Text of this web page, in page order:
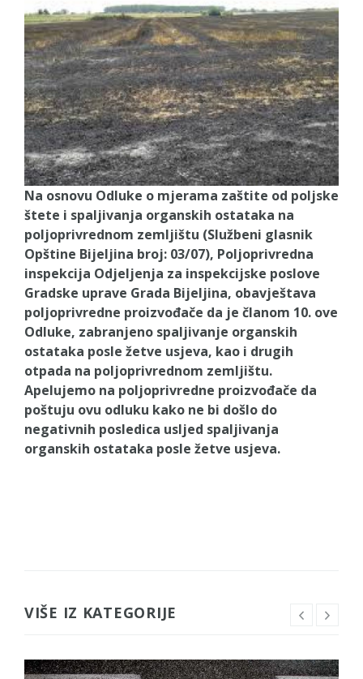
PRELIMINARNA RANG LISTA KANDIDATA KOJI
SU OSTVARILI PRAVO NA GRADSKI MJESEČNI
BORAČKI DODATAK ZA DEMOBILISANE
BORCE VOJSKE REPUBLIKE SRPSKE U STANjU
SOCIJALNE POTREBE
JAVNI POZIV ZA NAJLjEPŠE UREĐENO
DVORIŠTE INDIVIDUALNIH DOMAĆINSTAVA,
DVORIŠTE ZAJEDNICA ETAŽNIH VLASNIKA I
JAVNI PROSTOR U MJESNIM ZAJEDNICAMA
NA TERITORIJI GRADA BIJELjINA
Obavještenje za preduzetnika - Gojko
Bogunović
Od 27. jula prijem zahtjeva za novčanu
pomoć za nabavku školskog pribora
osnovcima
Obrasci zahtjeva za regresirano gorivo
dostupni od 13. marta do 15. novembra
Zahtjev za izdavanje PONOSNE KARTICE
Obavještenje o zabrani saobraćaja 6. i 7.
Na osnovu Odluke o mjerama zaštite od poljske
štete i spaljivanja organskih ostataka na
poljoprivrednom zemljištu (Službeni glasnik
Opštine Bijeljina broj: 03/07), Poljoprivredna
inspekcija Odjeljenja za inspekcijske poslove
Gradske uprave Grada Bijeljina, obavještava
poljoprivredne proizvođače da je članom 10. ove
Odluke, zabranjeno spaljivanje organskih
ostataka posle žetve usjeva, kao i drugih
otpada na poljoprivrednom zemljištu.
Apelujemo na poljoprivredne proizvođače da
poštuju ovu odluku kako ne bi došlo do
negativnih posledica usljed spaljivanja
organskih ostataka posle žetve usjeva.
VIŠE IZ KATEGORIJE